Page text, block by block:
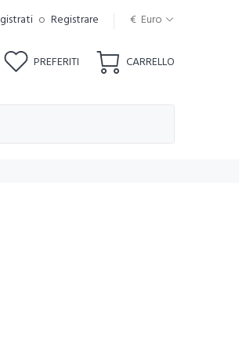
o Registrare € Euro
PREFERITI CARRELLO